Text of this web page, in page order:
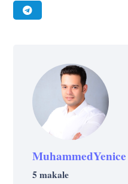
MuhammedYenice
5 makale
GELIŞIM